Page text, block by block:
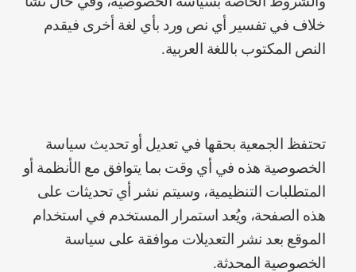
خلاف في تفسير أي نص ورد بأي لغة أخرى فيقدم
النص المكتوب باللغة العربية.
تحتفظ الجمعية بحقها في تعديل أو تحديث سياسة
الخصوصية هذه في أي وقت بما يتوافق مع الأنظمة أو
المتطلبات التنظيمية، وسيتم نشر أي تحديثات على
هذه الصفحة، ويُعد استمرار المستخدم في استخدام
الموقع بعد نشر التعديلات موافقة على سياسة
الخصوصية المحدثة.